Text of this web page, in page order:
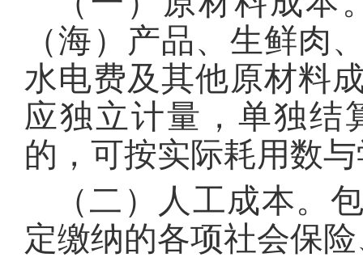
（海）产品、生鲜肉
水电费及其他原材料
应独立计量，单独结
的，可按实际耗用数
（二）人工成本。
定缴纳的各项社会保